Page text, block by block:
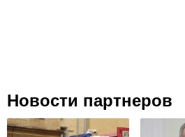
Новости партнеров